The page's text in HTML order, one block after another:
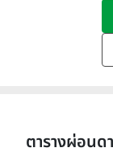
ตารางผ่อน